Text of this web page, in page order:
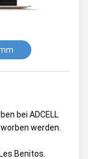
bei ADCELL
werden.
Benitos.